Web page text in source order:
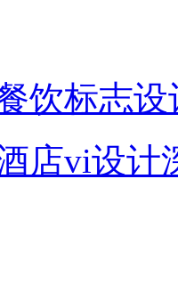
饮标志
店vi设计